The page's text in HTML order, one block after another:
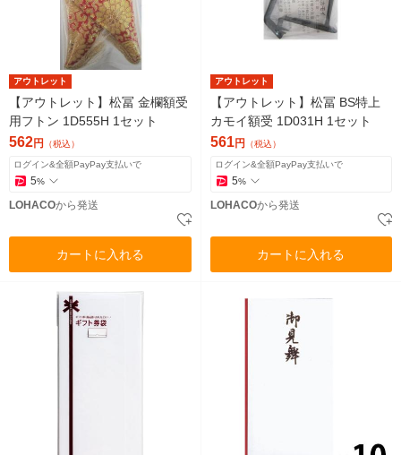
アウトレット
【アウトレット】松冨 金欄額受
用フトン 1D555H 1セット
562円 （税込）
ログイン&全額PayPay支払いで
5%
LOHACOから発送
カートに入れる
アウトレット
【アウトレット】松冨 BS特上
カモイ額受 1D031H 1セット
561円 （税込）
ログイン&全額PayPay支払いで
5%
LOHACOから発送
カートに入れる